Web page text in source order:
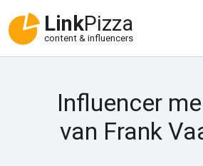
LinkPizza
content & influencers
Influencer
van Frank